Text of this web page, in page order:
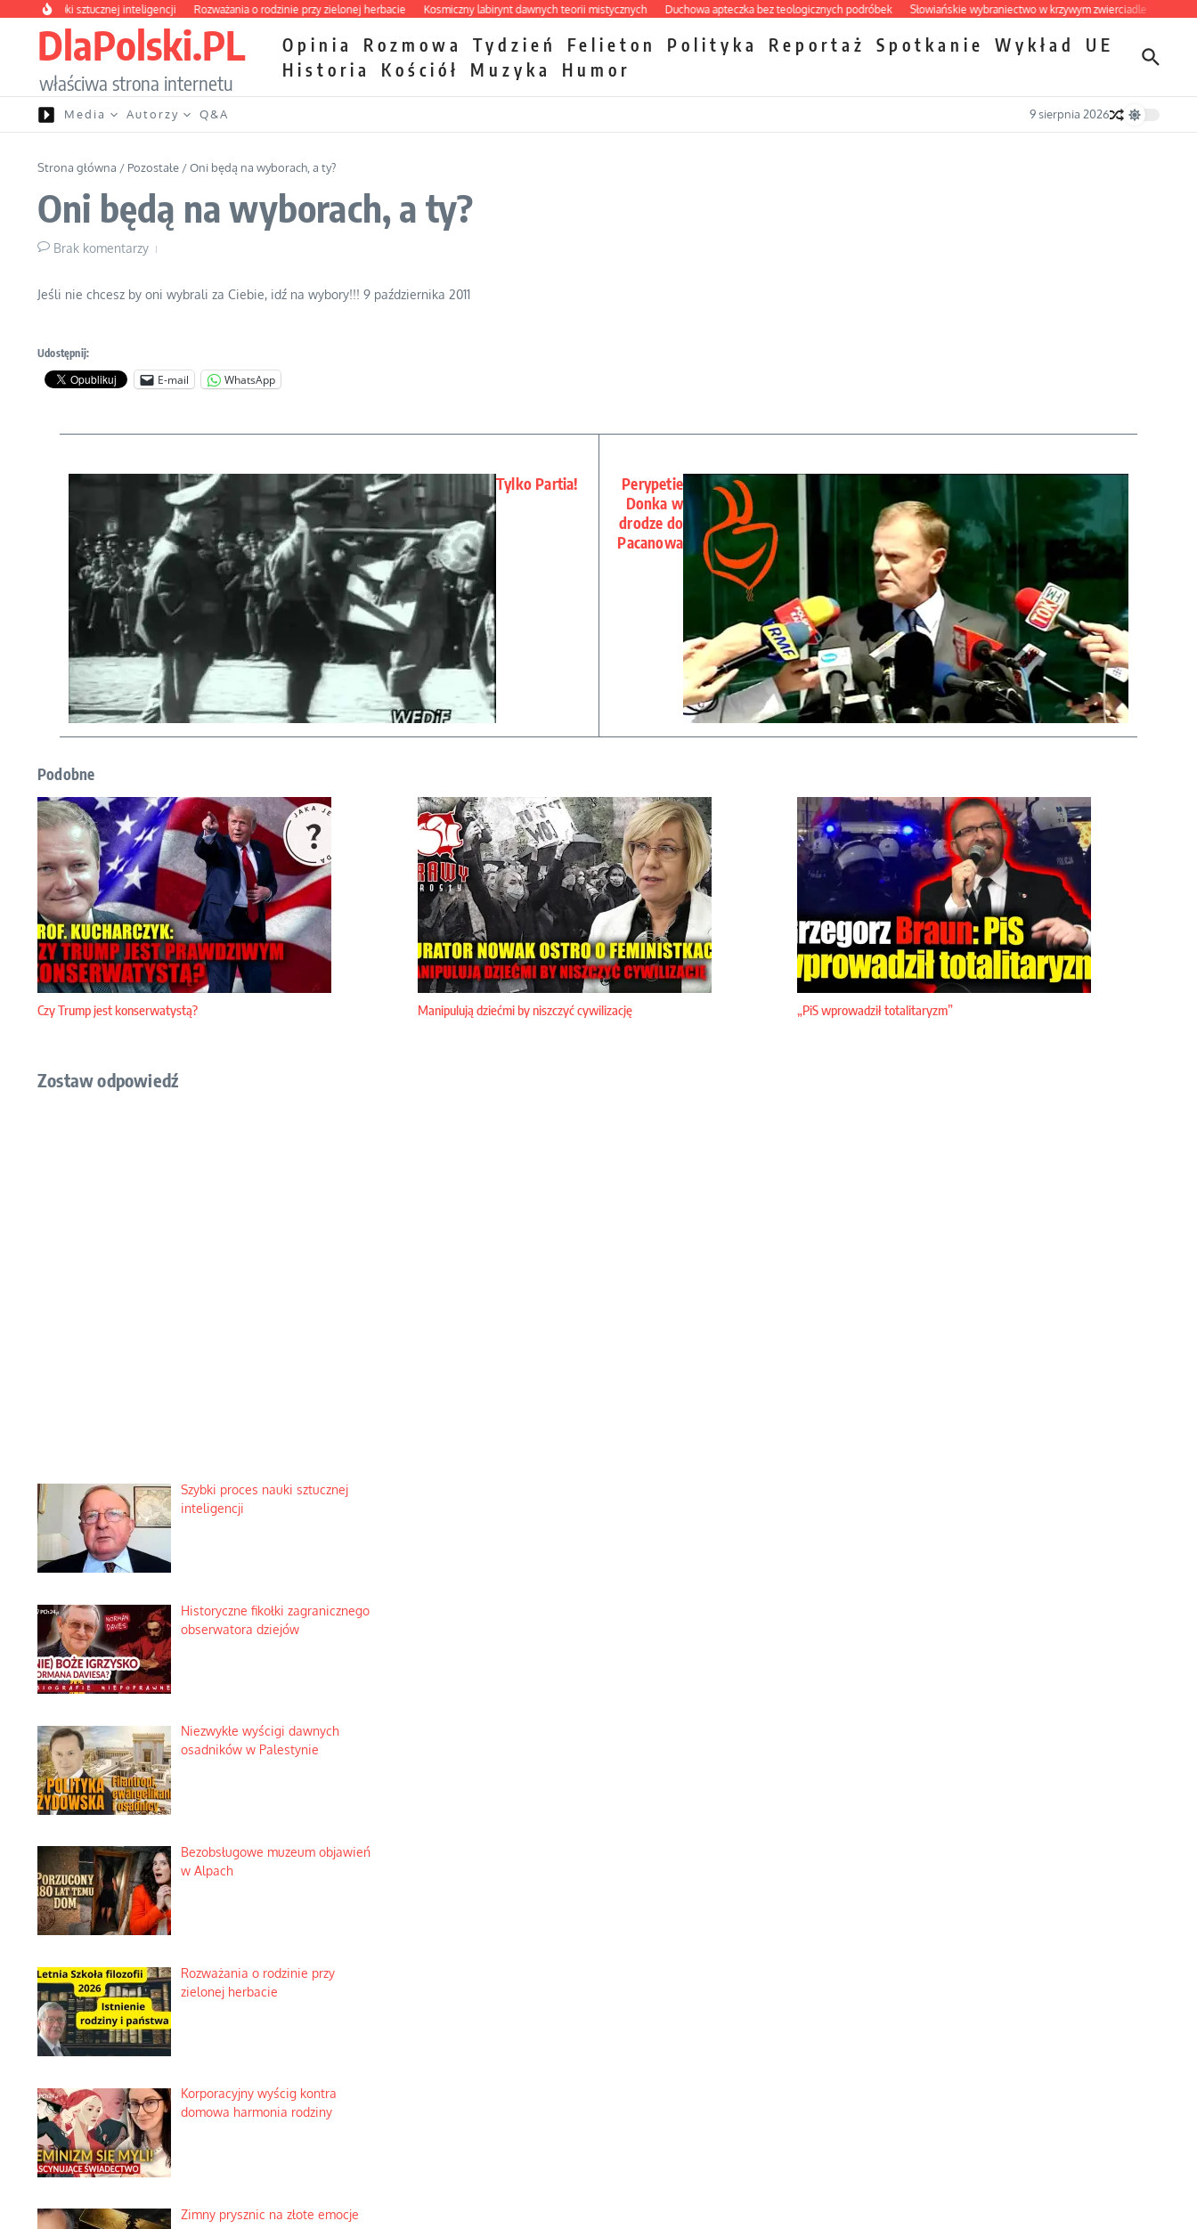
Przejdź do treści
nauki sztucznej inteligencji Rozważania o rodzinie przy zielonej herbacie Kosmiczny labirynt dawnych teorii mistycznych Duchowa apteczka bez teologicznych podróbek Słowiańskie wybraniectwo w krzywym zwierciadle Mrożony
DlaPolski.PL
właściwa strona internetu
Opinia Rozmowa Tydzień Felieton Polityka Reportaż Spotkanie Wykład
UE
Historia
Kościół Muzyka Humor
Media Autorzy Q&A 9 sierpnia 2026
Strona główna / Pozostałe /Oni będą na wyborach, a ty?
Oni będą na wyborach, a ty?
Brak komentarzy
Jeśli nie chcesz by oni wybrali za Ciebie, idź na wybory!!! 9 października 2011
Udostępnij:
E-mail WhatsApp
Tylko Partia!
Perypetie
Donka w
drodze do
Pacanowa
Podobne
Czy Trump jest konserwatystą? Manipulują dziećmi by niszczyć cywilizację „PiS wprowadził totalitaryzm”
Zostaw odpowiedź
Szybki proces nauki sztucznej
inteligencji
Historyczne fikołki zagranicznego
obserwatora dziejów
Niezwykłe wyścigi dawnych
osadników w Palestynie
Bezobsługowe muzeum objawień
w Alpach
Rozważania o rodzinie przy
zielonej herbacie
Korporacyjny wyścig kontra
domowa harmonia rodziny
Zimny prysznic na złote emocje